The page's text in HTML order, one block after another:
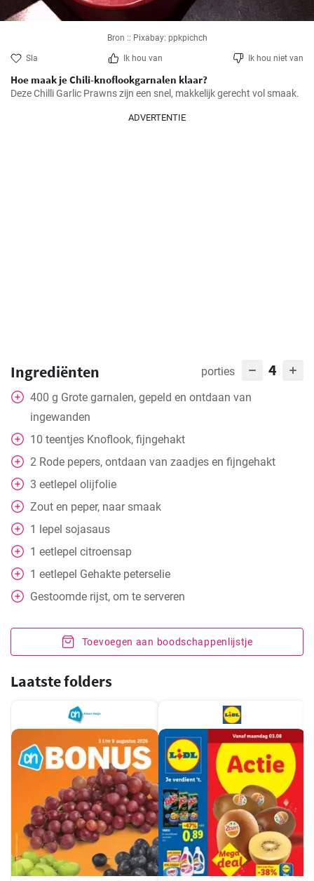
Bron :: Pixabay: ppkpichch
Sla Ik hou van Ik hou niet van
Hoe maak je Chili-knoflookgarnalen klaar?
Deze Chilli Garlic Prawns zijn een snel, makkelijk gerecht vol smaak.
ADVERTENTIE
Ingrediënten porties 4
400 g Grote garnalen, gepeld en ontdaan van
ingewanden
10 teentjes Knoflook, fijngehakt
2 Rode pepers, ontdaan van zaadjes en fijngehakt
3 eetlepel olijfolie
Zout en peper, naar smaak
1 lepel sojasaus
1 eetlepel citroensap
1 eetlepel Gehakte peterselie
Gestoomde rijst, om te serveren
Toevoegen aan boodschappenlijstje
Laatste folders